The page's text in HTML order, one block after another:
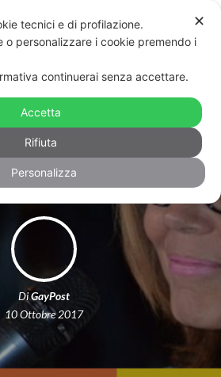
la lotta alle
associazioni Lgbt in
per protesta
DiGayPost
10 Ottobre 2017
✕
tecnici e di profilazione.
o personalizzare i cookie premendo i
continuerai senza accettare.
Accetta
Rifiuta
Personalizza